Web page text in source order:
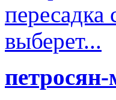
выберет...